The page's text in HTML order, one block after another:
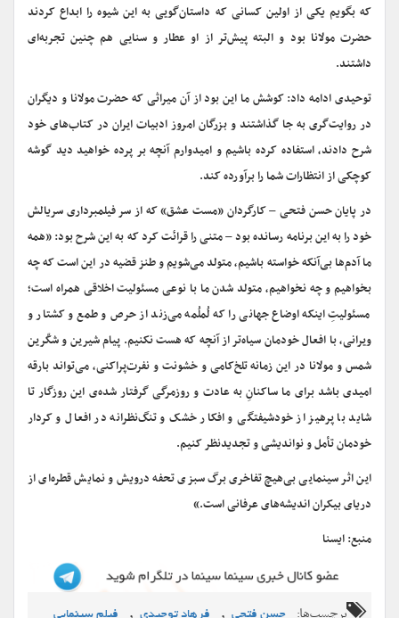
که بگویم یکی از اولین کسانی که داستان‌گویی به این شیوه را ابداع کردند
حضرت مولانا بود و البته پیش‌تر از او عطار و سنایی هم چنین تجربه‌ای
داشتند.
توحیدی ادامه داد: کوشش ما این بود از آن میراثی که حضرت مولانا و دیگران
در روایت‌گری به جا گذاشتند و بزرگان امروز ادبیات ایران در کتاب‌های خود
شرح دادند، استفاده کرده باشیم و امیدوارم آنچه بر پرده خواهید دید گوشه
کوچکی از انتظارات شما را برآورده کند.
در پایان حسن فتحی – کارگردان «مست عشق» که از سر فیلمبرداری سریالش
خود را به این برنامه رسانده بود – متنی را قرائت کرد که به این شرح بود: «همه
ما آدم‌ها بی‌آنکه خواسته باشیم، متولد می‌شویم و طنز قضیه در این است که چه
بخواهیم و چه نخواهیم، متولد شدن ما با نوعی مسئولیت اخلاقی همراه است؛
مسئولیتِ اینکه اوضاع جهانی را که لُملُمه می‌زند از حرص و طمع و کشتار و
ویرانی، با افعال خودمان سیاه‌تر از آنچه که هست نکنیم. پیام شیرین و شکّرین
شمس و مولانا در این زمانه تلخ‌کامی و خشونت و نفرت‌پراکنی، می‌تواند بارقه
امیدی باشد برای ما ساکنانِ به عادت و روزمرگی گرفتار شده‌ی این روزگار تا
شاید با پرهیز از خودشیفتگی و افکار خشک و تنگ‌نظرانه در افعال و کردار
خودمان تأمل و نواندیشی و تجدیدنظر کنیم.
این اثر سینمایی بی‌هیچ تفاخری برگ سبزی تحفه درویش و نمایش قطره‌ای از
دریای بیکران اندیشه‌های عرفانی است.»
منبع: ایسنا
حسن فتحی فرهاد توحیدی فیلم سینمایی